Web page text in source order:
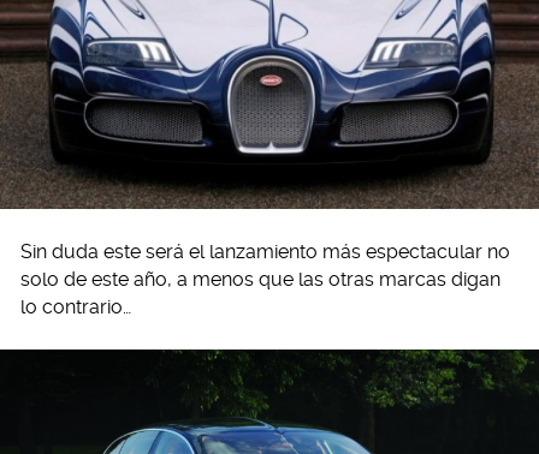
Sin duda este será el lanzamiento más espectacular no
solo de este año, a menos que las otras marcas digan
lo contrario…